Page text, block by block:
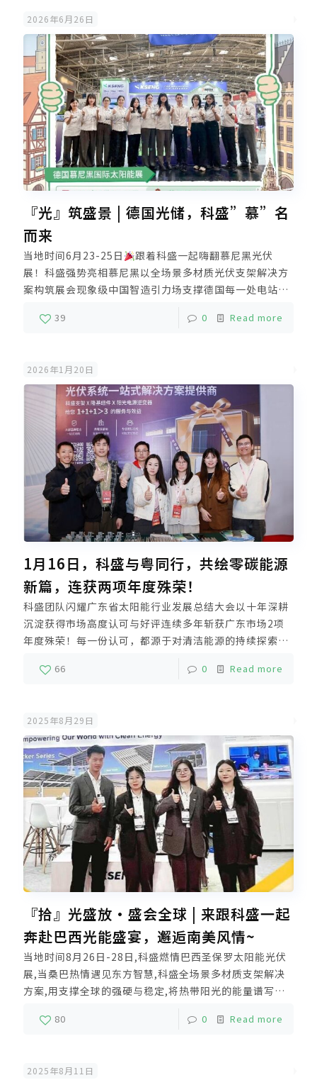
2026年6月26日
『光』筑盛景 | 德国光储，科盛”慕”名
而来
当地时间6月23-25日
跟着科盛一起嗨翻慕尼黑光伏
展！科盛强势亮相慕尼黑以全场景多材质光伏支架解决方
案构筑展会现象级中国智造引力场支撑德国每一处电站都
闪耀东方智慧之光这次重点展示了固定支架与跟踪支架两
大系统覆盖住宅、商业、大型地面等多场景应用产品通过
适配性与强稳定性赢得现场客户高度认可欧洲当地仓储中
心，快速响应及时出货分布式铝合金光伏支架市场占有率
稳定增长未来，科盛将坚持长期主义依托厦门、漳州双基
地垂直一体化生产精工制造高品质光伏支架解决方案强力
支撑全球新能源推广及零碳发展
39 0 Read more
2026年1月20日
1月16日，科盛与粤同行，共绘零碳能源
新篇，连获两项年度殊荣！
科盛团队闪耀广东省太阳能行业发展总结大会以十年深耕
沉淀获得市场高度认可与好评连续多年斩获广东市场2项
年度殊荣！每一份认可，都源于对清洁能源的持续探索每
一座奖杯，都承载着助力绿色发展的坚定承诺未来，科盛
将坚持长期主义依托厦门、漳州双基地垂直一体化生产精
66 0 Read more
2025年8月29日
『拾』光盛放·盛会全球 | 来跟科盛一起
奔赴巴西光能盛宴，邂逅南美风情~
当地时间8月26日-28日,科盛燃情巴西圣保罗太阳能光伏
展,当桑巴热情遇见东方智慧,科盛全场景多材质支架解决
方案,用支撑全球的强硬与稳定,将热带阳光的能量谱写成
80 0 Read more
2025年8月11日